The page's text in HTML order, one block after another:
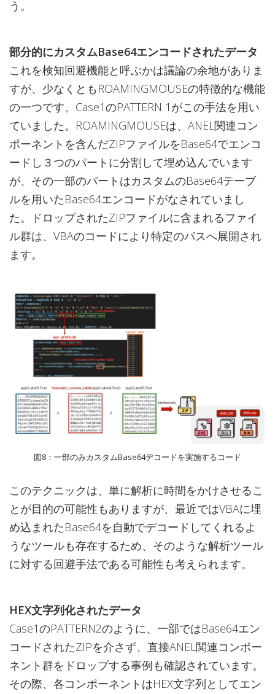
う。
部分的にカスタムBase64エンコードされたデータ
これを検知回避機能と呼ぶかは議論の余地がありま
すが、少なくともROAMINGMOUSEの特徴的な機能
の一つです。Case1のPATTERN 1がこの手法を用い
ていました。ROAMINGMOUSEは、ANEL関連コン
ポーネントを含んだZIPファイルをBase64でエンコ
ードし３つのパートに分割して埋め込んでいます
が、その一部のパートはカスタムのBase64テーブ
ルを用いたBase64エンコードがなされていまし
た。ドロップされたZIPファイルに含まれるファイ
ル群は、VBAのコードにより特定のパスへ展開され
ます。
図8：一部のみカスタムBase64デコードを実施するコード
このテクニックは、単に解析に時間をかけさせるこ
とが目的の可能性もありますが、最近ではVBAに埋
め込まれたBase64を自動でデコードしてくれるよ
うなツールも存在するため、そのような解析ツール
に対する回避手法である可能性も考えられます。
HEX文字列化されたデータ
Case1のPATTERN2のように、一部ではBase64エン
コードされたZIPを介さず、直接ANEL関連コンポー
ネント群をドロップする事例も確認されています。
その際、各コンポーネントはHEX文字列としてエン